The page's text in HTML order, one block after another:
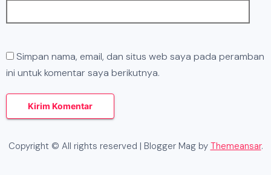
Simpan nama, email, dan situs web saya pada peramban
ini untuk komentar saya berikutnya.
Copyright © All rights reserved | Blogger Mag by Themeansar.